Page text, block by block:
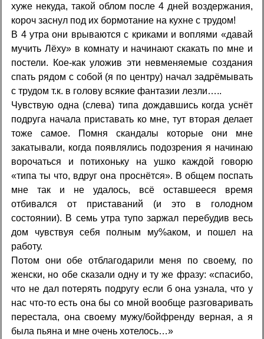
хуже некуда, такой облом после 4 дней воздержания,
короч заснул под их бормотание на кухне с трудом!
В 4 утра они врываются с криками и воплями «давай
мучить Лёху» в комнату и начинают скакать по мне и
постели. Кое-как уложив эти невменяемые создания
спать рядом с собой (я по центру) начал задрёмывать
с трудом т.к. в голову всякие фантазии лезли…..
Чувствую одна (слева) типа дождавшись когда уснёт
подруга начала приставать ко мне, тут вторая делает
тоже самое. Помня скандалы которые они мне
закатывали, когда появлялись подозрения я начинаю
ворочаться и потихоньку на ушко каждой говорю
«типа ты что, вдруг она проснётся». В общем поспать
мне так и не удалось, всё оставшееся время
отбивался от приставаний (и это в голодном
состоянии). В семь утра тупо заржал перебудив весь
дом чувствуя себя полным му%аком, и пошел на
работу.
Потом они обе отблагодарили меня по своему, по
женски, но обе сказали одну и ту же фразу: «спасибо,
что не дал потерять подругу если б она узнала, что у
нас что-то есть она бы со мной вообще разговаривать
перестала, она своему мужу/бойфренду верная, а я
была пьяна и мне очень хотелось…»